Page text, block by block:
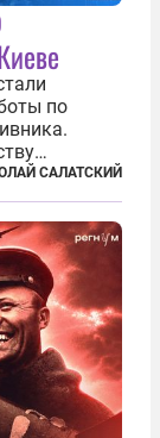
по
и два
В
САЛАТСКИЙ